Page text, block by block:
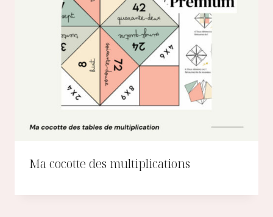
Ma cocotte des multiplications